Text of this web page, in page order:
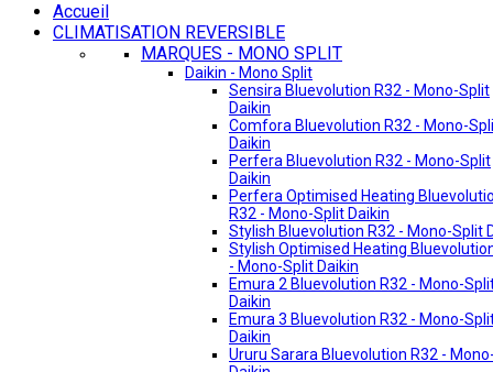
Accueil
CLIMATISATION REVERSIBLE
MARQUES - MONO SPLIT
Daikin - Mono Split
Sensira Bluevolution R32 - Mono-Split
Daikin
Comfora Bluevolution R32 - Mono-
Daikin
Perfera Bluevolution R32 - Mono-Split
Daikin
Perfera Optimised Heating
R32 - Mono-Split Daikin
Stylish Bluevolution R32 - Mono-Split
Stylish Optimised Heating
- Mono-Split Daikin
Emura 2 Bluevolution R32 - Mono-
Daikin
Emura 3 Bluevolution R32 - Mono-
Daikin
Ururu Sarara Bluevolution R32 -